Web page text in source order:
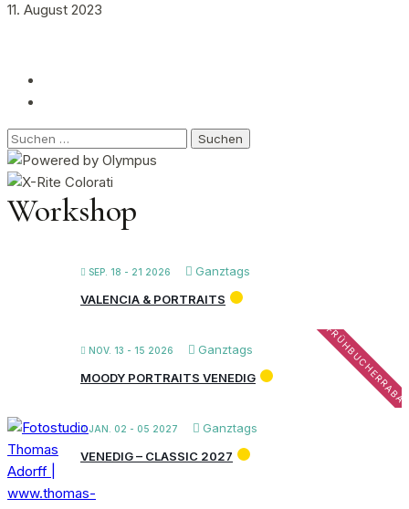
11. August 2023
Suchen
nach:
Workshop
SEP. 18 - 21 2026
Ganztags
VALENCIA & PORTRAITS
NOV. 13 - 15 2026 Ganztags
MOODY PORTRAITS VENEDIG
JAN. 02 - 05 2027
Ganztags
VENEDIG – CLASSIC 2027